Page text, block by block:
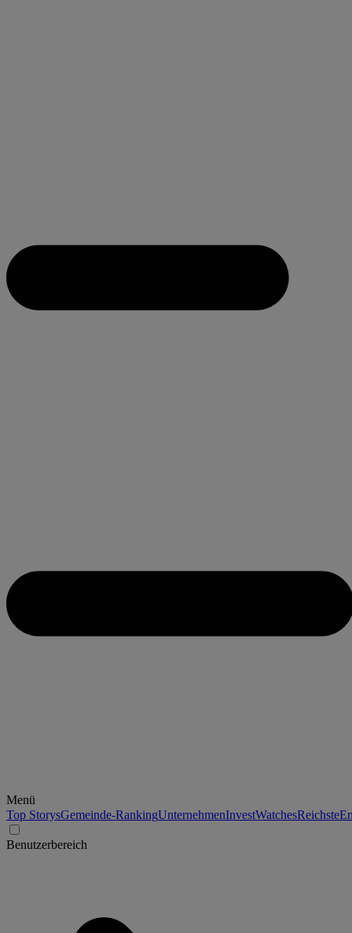
Menü
Top StorysGemeinde-RankingUnternehmenInvestWatchesReichste
Benutzerbereich